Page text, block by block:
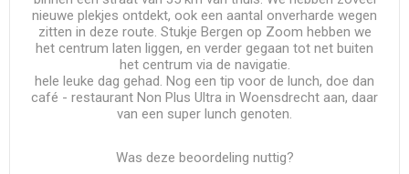
nieuwe plekjes ontdekt, ook een aantal onverharde wegen
zitten in deze route. Stukje Bergen op Zoom hebben we
het centrum laten liggen, en verder gegaan tot net buiten
het centrum via de navigatie.
hele leuke dag gehad. Nog een tip voor de lunch, doe dan
café - restaurant Non Plus Ultra in Woensdrecht aan, daar
van een super lunch genoten.
Was deze beoordeling nuttig?